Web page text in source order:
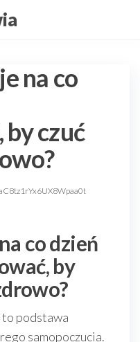
na co
czuć
co dzień
by
to podstawa
samopoczucia.